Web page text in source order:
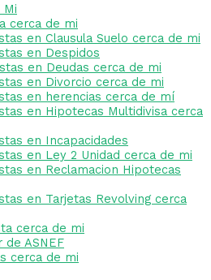
Mi
cerca de mi
en Clausula Suelo cerca de mi
en Despidos
en Deudas cerca de mi
en Divorcio cerca de mi
en herencias cerca de mí
en Hipotecas Multidivisa cerca
en Incapacidades
en Ley 2 Unidad cerca de mi
en Reclamacion Hipotecas
en Tarjetas Revolving cerca
cerca de mi
de ASNEF
cerca de mi